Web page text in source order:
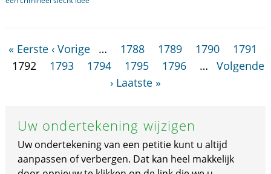
« Eerste ‹ Vorige … 1788 1789 1790
1791
1792
1793 1794 1795 1796 …
Volgende
› Laatste »
Uw ondertekening wijzigen
Uw ondertekening van een petitie kunt u altijd
aanpassen of verbergen. Dat kan heel makkelijk